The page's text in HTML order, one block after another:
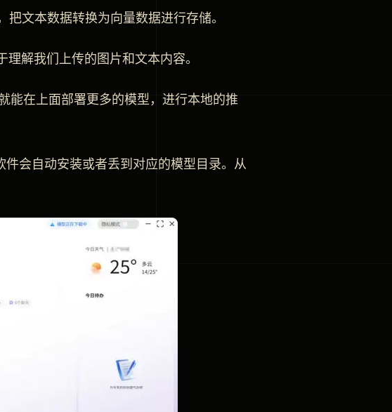
文本数据转换为向量数据进行存储。
解我们上传的图片和文本内容。
能在上面部署更多的模型，进行本地的推
会自动安装或者丢到对应的模型目录。从